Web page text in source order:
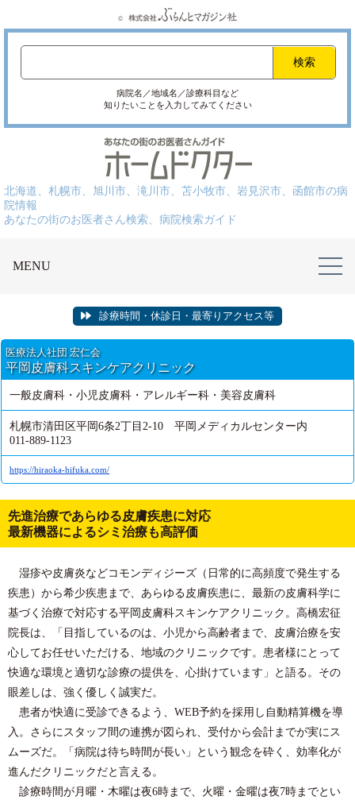
病院名／地域名／診療科目など
知りたいことを入力してみてください
北海道、札幌市、旭川市、滝川市、苫小牧市、岩見沢市、函館市の病
院情報
あなたの街のお医者さん検索、病院検索ガイド
MENU
診療時間・休診日・最寄りアクセス等
医療法人社団 宏仁会
平岡皮膚科スキンケアクリニック
一般皮膚科・小児皮膚科・アレルギー科・美容皮膚科
札幌市清田区平岡6条2丁目2-10 平岡メディカルセンター内
011-889-1123
https://hiraoka-hifuka.com/
先進治療であらゆる皮膚疾患に対応
最新機器によるシミ治療も高評価
湿疹や皮膚炎などコモンディジーズ（日常的に高頻度で発生する
疾患）から希少疾患まで、あらゆる皮膚疾患に、最新の皮膚科学に
基づく治療で対応する平岡皮膚科スキンケアクリニック。高橋宏征
院長は、「目指しているのは、小児から高齢者まで、皮膚治療を安
心してお任せいただける、地域のクリニックです。患者様にとって
快適な環境と適切な診療の提供を、心掛けています」と語る。その
眼差しは、強く優しく誠実だ。
患者が快適に受診できるよう、WEB予約を採用し自動精算機を導
入。さらにスタッフ間の連携が図られ、受付から会計までが実にス
ムーズだ。「病院は待ち時間が長い」という観念を砕く、効率化が
進んだクリニックだと言える。
診療時間が月曜・木曜は夜6時まで、火曜・金曜は夜7時までとい